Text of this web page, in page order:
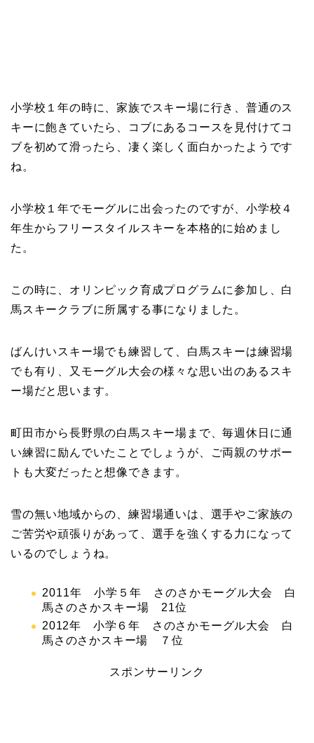
小学校１年の時に、家族でスキー場に行き、普通のス
キーに飽きていたら、コブにあるコースを見付けてコ
ブを初めて滑ったら、凄く楽しく面白かったようです
ね。
小学校１年でモーグルに出会ったのですが、小学校４
年生からフリースタイルスキーを本格的に始めまし
た。
この時に、オリンピック育成プログラムに参加し、白
馬スキークラブに所属する事になりました。
ばんけいスキー場でも練習して、白馬スキーは練習場
でも有り、又モーグル大会の様々な思い出のあるスキ
ー場だと思います。
町田市から長野県の白馬スキー場まで、毎週休日に通
い練習に励んでいたことでしょうが、ご両親のサポー
トも大変だったと想像できます。
雪の無い地域からの、練習場通いは、選手やご家族の
ご苦労や頑張りがあって、選手を強くする力になって
いるのでしょうね。
2011年 小学５年 さのさかモーグル大会 白
馬さのさかスキー場 21位
2012年 小学６年 さのさかモーグル大会 白
馬さのさかスキー場 ７位
スポンサーリンク